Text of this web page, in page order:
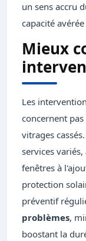
un sens accru
capacité
Mieux
Les
concernent
vitrages
services
fenêtres à
protection
préventif
problèmes,
boostant la